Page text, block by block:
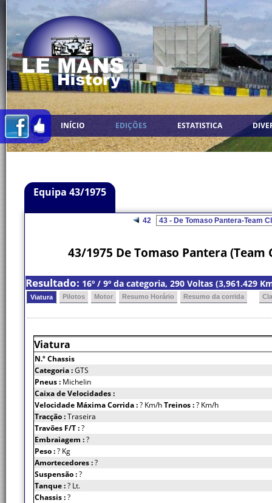
INÍCIO EDIÇÕES ESTATISTICA
Equipa 43/1975
42
43/1975 De Tomaso Pantera
Resultado: 16º / 9º da categoria, 290 Voltas (3,961.429
Viatura Pilotos Motor Resumo Horário Resumo da corrida
Viatura
N.º Chassis
Categoria :GTS
Pneus : Michelin
Caixa de Velocidades :
Velocidade Máxima Corrida :? Km/hTreinos :? Km/h
Tracção :Traseira
Travões F/T :?
Embraiagem :?
Peso :? Kg
Amortecedores :?
Suspensão :?
Tanque :? Lt.
Chassis :?